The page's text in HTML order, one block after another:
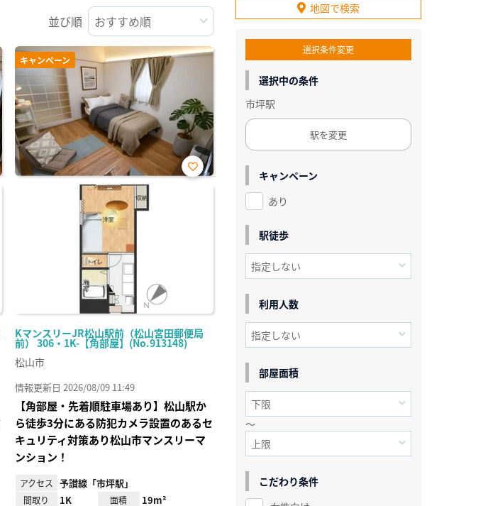
並び順
キャンペーン
KマンスリーJR松山駅前（松山宮田郵便局
前） 306・1K-【角部屋】(No.913148)
お気
松山市
情報更新日 2026/08/09 11:49
【角部屋・先着順駐車場あり】松山駅か
ら徒歩3分にある防犯カメラ設置のあるセ
キュリティ対策あり松山市マンスリーマ
ンション！
アクセス 予讃線「市坪駅」
間取り 1K 面積 19m²
地図で検索
選択条件変更
選択中の条件
市坪駅
駅を変更
キャンペーン
あり
駅徒歩
利用人数
部屋面積
～
こだわり条件